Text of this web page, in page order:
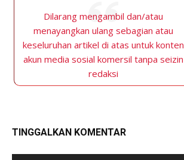
Dilarang mengambil dan/atau
menayangkan ulang sebagian atau
keseluruhan artikel di atas untuk konten
akun media sosial komersil tanpa seizin
redaksi
TINGGALKAN KOMENTAR